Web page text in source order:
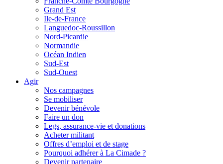
Grand Est
Ile-de-France
Languedoc-Roussillon
Nord-Picardie
Normandie
Océan Indien
Sud-Est
Sud-Ouest
Agir
Nos campagnes
Se mobiliser
Devenir bénévole
Faire un don
Legs, assurance-vie et donations
Acheter militant
Offres d’emploi et de stage
Pourquoi adhérer à La Cimade ?
Devenir partenaire